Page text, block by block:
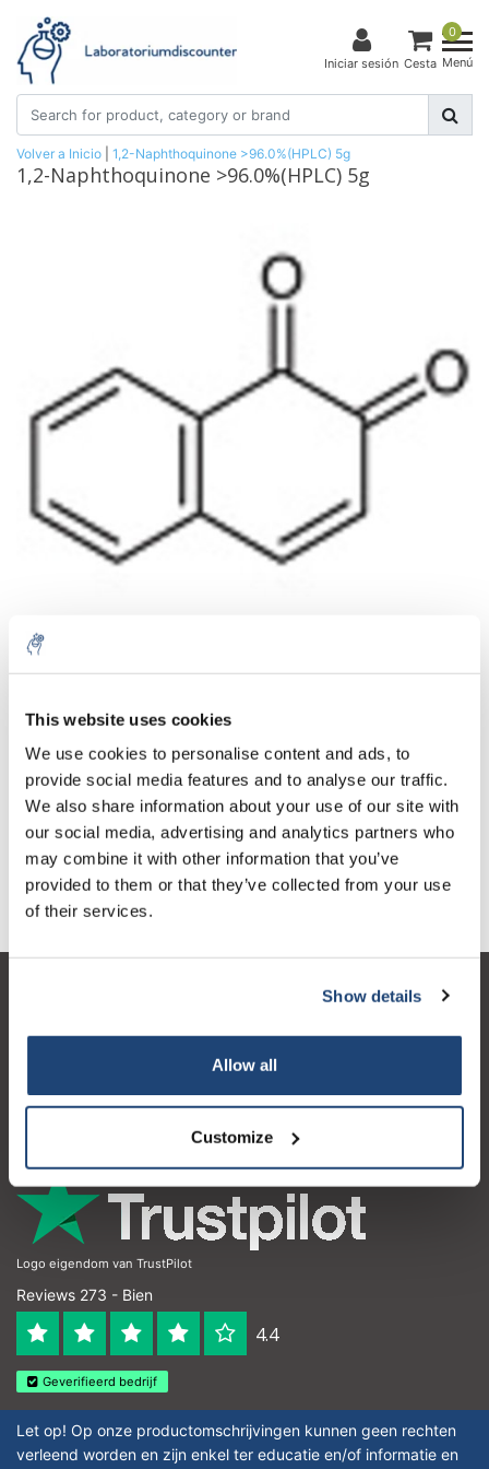
This website uses cookies
We use cookies to personalise content and ads, to
provide social media features and to analyse our traffic.
We also share information about your use of our site with
our social media, advertising and analytics partners who
may combine it with other information that you’ve
provided to them or that they’ve collected from your use
of their services.
Show details
Allow all
Customize
Iniciar sesión
0
Cesta Menú
Volver a Inicio 1,2-Naphthoquinone >96.0%(HPLC) 5g
1,2-Naphthoquinone >96.0%(HPLC) 5g
Cantidad Producto Precio Details
1 pieza
incluido
€163,62
IVA incluido
Añadir a la cesta
Información
Mi cuenta
Logo eigendom van TrustPilot
Reviews 273 - Bien
4.4
Geverifieerd bedrijf
Let op! Op onze productomschrijvingen kunnen geen rechten
verleend worden en zijn enkel ter educatie en/of informatie en